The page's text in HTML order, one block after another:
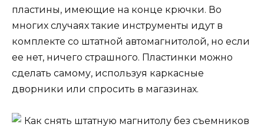
пластины, имеющие на конце крючки. Во
многих случаях такие инструменты идут в
комплекте со штатной автомагнитолой, но если
ее нет, ничего страшного. Пластинки можно
сделать самому, используя каркасные
дворники или спросить в магазинах.